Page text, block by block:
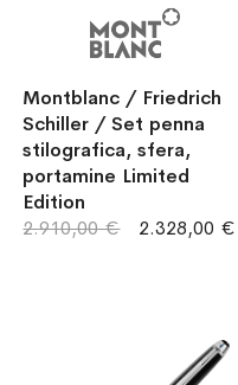
Montblanc / Friedrich
Schiller / Set penna
stilografica, sfera,
portamine Limited
Edition
2.328,00 €
2.910,00 €